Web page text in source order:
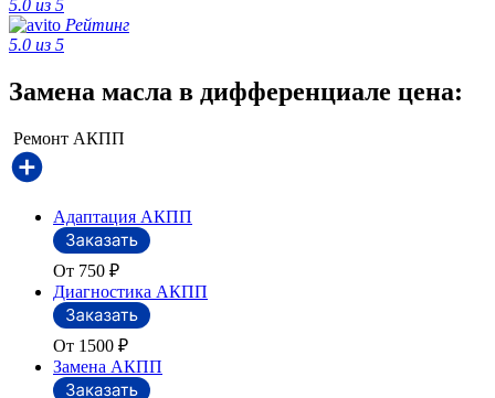
5.0 из 5
Рейтинг
5.0 из 5
Замена масла в дифференциале цена:
Ремонт АКПП
Адаптация АКПП
От 750 ₽
Диагностика АКПП
От 1500 ₽
Замена АКПП